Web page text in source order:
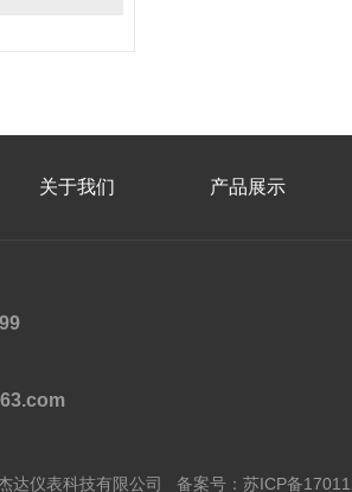
关于我们 产品展示
达仪表科技有限公司 备案号： 苏ICP备